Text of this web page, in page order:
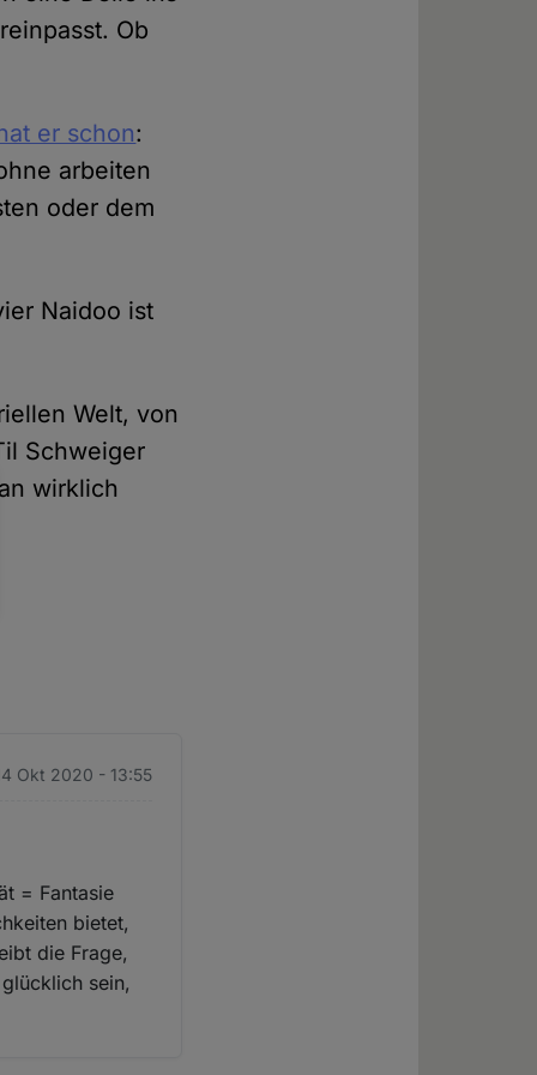
Ob
er schon:
arbeiten
oder dem
Naidoo ist
Welt, von
Schweiger
wirklich
Okt 2020 - 13:55
= Fantasie
bietet,
die Frage,
sein,